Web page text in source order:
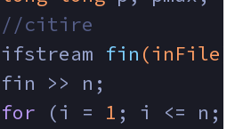
//citire
ifstream fin (inFile)
	fin >> n;
for (i = 1 ; i <= n;